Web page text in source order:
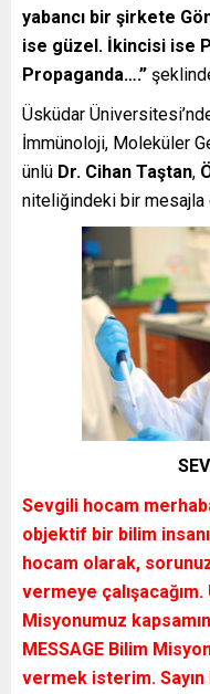
yabancı bir şirkete
ise güzel. İkincisi ise
Propaganda….”
Üsküdar
İmmünoloji, Moleküler
ünlü Dr. Cihan Taştan,
niteliğindeki bir mesajla
Sevgili hocam
objektif bir bilim
hocam olarak,
vermeye
Misyonumuz
MESSAGE Bilim
vermek isterim. Sayın